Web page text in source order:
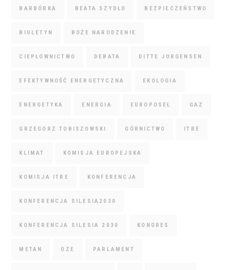
BARBÓRKA BEATA SZYDŁO BEZPIECZEŃSTWO
BIULETYN BOŻE NARODZENIE
CIEPŁOWNICTWO DEBATA DITTE JORGENSEN
EFEKTYWNOŚĆ ENERGETYCZNA EKOLOGIA
ENERGETYKA ENERGIA EUROPOSEŁ GAZ
GRZEGORZ TOBISZOWSKI GÓRNICTWO ITRE
KLIMAT KOMISJA EUROPEJSKA
KOMISJA ITRE KONFERENCJA
KONFERENCJA SILESIA2030
KONFERENCJA SILESIA 2030 KONGRES
METAN OZE PARLAMENT